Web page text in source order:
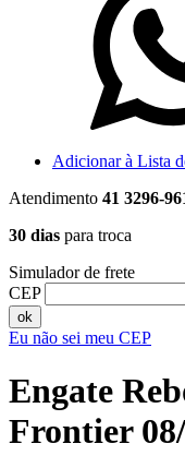
Adicionar à Lista
Atendimento 41 3296-
30 dias para troca
Simulador de frete
CEP
ok
Eu não sei meu CEP
Engate
Frontier